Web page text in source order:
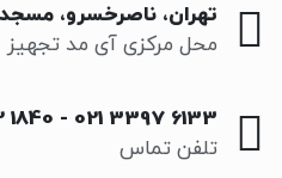
تهران، ناصرخسرو، مسجد
محل مرکزی آی مد تجهیز
021 3397 6133
-
1840
تلفن تماس